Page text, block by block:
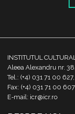
INSTITUTUL
Aleea Alexandru nr.
Tel.: (+4) 031 71 00
Fax: (+4) 031 71 00 607
E-mail: icr@icr.ro